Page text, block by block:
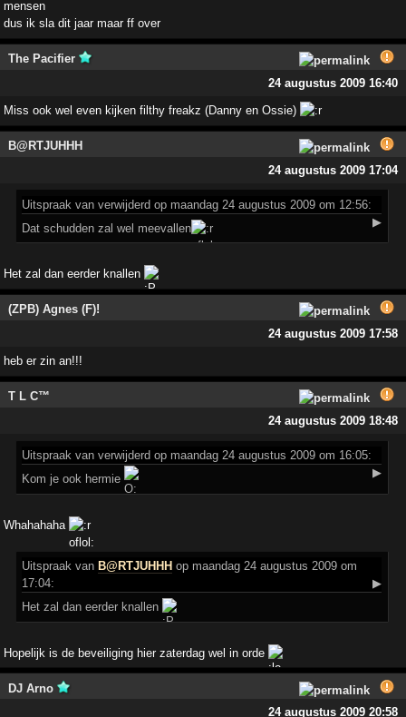
mensen
dus ik sla dit jaar maar ff over
The Pacifier
24 augustus 2009 16:40
Miss ook wel even kijken filthy freakz (Danny en Ossie)
B@RTJUHHH
24 augustus 2009 17:04
Uitspraak van verwijderd op maandag 24 augustus 2009 om 12:56:
▶
Dat schudden zal wel meevallen
Het zal dan eerder knallen
(ZPB) Agnes (F)!
24 augustus 2009 17:58
heb er zin an!!!
T L C™
24 augustus 2009 18:48
Uitspraak van verwijderd op maandag 24 augustus 2009 om 16:05:
▶
Kom je ook hermie
Whahahaha
Uitspraak van B@RTJUHHH op maandag 24 augustus 2009 om
17:04:
▶
Het zal dan eerder knallen
Hopelijk is de beveiliging hier zaterdag wel in orde
DJ Arno
24 augustus 2009 20:58